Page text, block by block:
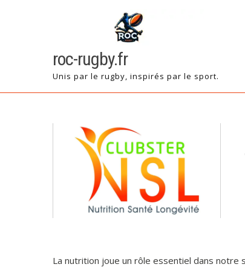
roc-rugby.fr
Unis par le rugby, inspirés par le sport.
La nutrition joue un rôle essentiel dans notre